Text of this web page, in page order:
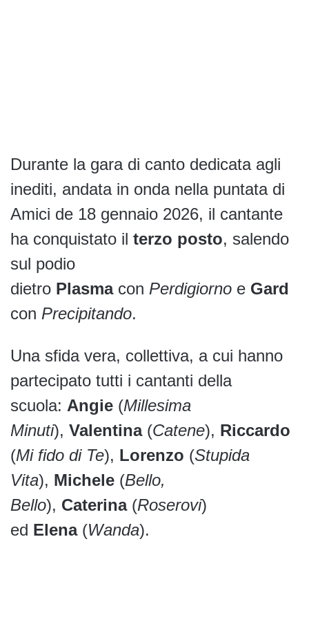
Durante la gara di canto dedicata agli
inediti, andata in onda nella puntata di
Amici de 18 gennaio 2026, il cantante
ha conquistato il terzo posto, salendo
sul podio
dietro Plasmacon Perdigiorno e Gard
con Precipitando.
Una sfida vera, collettiva, a cui hanno
partecipato tutti i cantanti della
scuola: Angie (Millesima
Minuti), Valentina(Catene), Riccardo
(Mi fido di Te), Lorenzo (Stupida
Vita), Michele (Bello,
Bello), Caterina(Roserovi)
ed Elena(Wanda).